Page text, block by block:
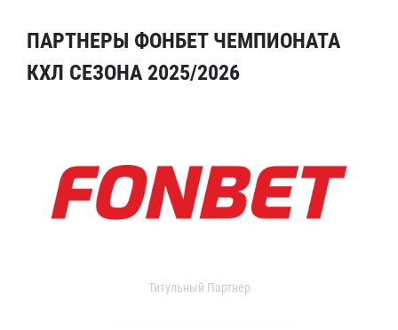
ПАРТНЕРЫ ФОНБЕТ ЧЕМПИОНАТА
КХЛ СЕЗОНА 2025/2026
Титульный Партнер